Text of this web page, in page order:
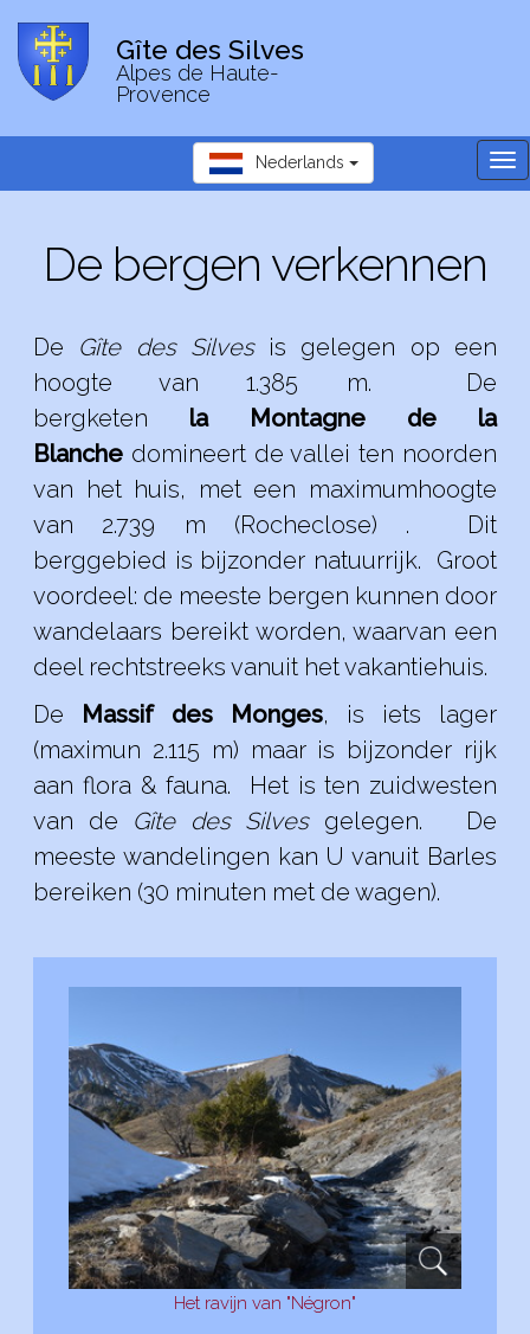
Gîte des Silves
Alpes de Haute-
Provence
Nederlands
De bergen verkennen
De Gîte des Silvesis gelegen op een
hoogte van 1.385 m. De
bergketen la Montagne de la
Blanche domineert de vallei ten noorden
van het huis, met een maximumhoogte
van 2.739 m (Rocheclose) . Dit
berggebied is bijzonder natuurrijk. Groot
voordeel: de meeste bergen kunnen door
wandelaars bereikt worden, waarvan een
deel rechtstreeks vanuit het vakantiehuis.
De Massif des Monges, is iets lager
(maximun 2.115 m) maar is bijzonder rijk
aan flora & fauna. Het is ten zuidwesten
van de Gîte des Silves gelegen. De
meeste wandelingen kan U vanuit Barles
bereiken (30 minuten met de wagen).
Het ravijn van "Négron"